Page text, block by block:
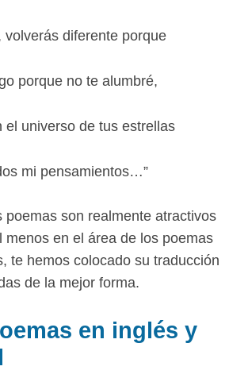
volverás diferente porque
porque no te alumbré,
el universo de tus estrellas
mi pensamientos…”
poemas son realmente atractivos
menos en el área de los poemas
te hemos colocado su traducción
de la mejor forma.
en inglés y